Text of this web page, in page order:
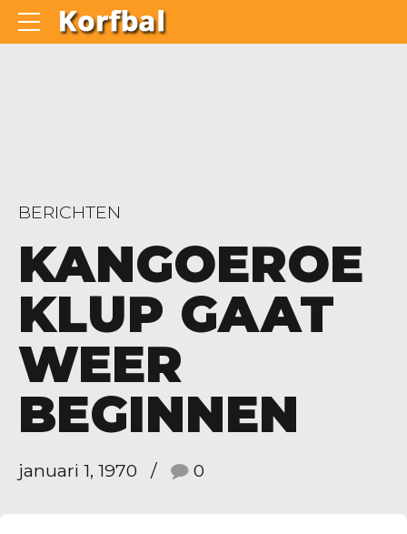
BERICHTEN
KANGOEROE
KLUP GAAT
WEER
BEGINNEN
januari 1, 1970 0